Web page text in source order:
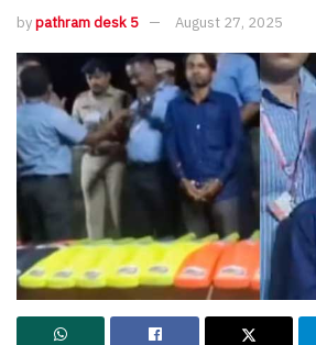
bypathram desk 5 August 27, 2025